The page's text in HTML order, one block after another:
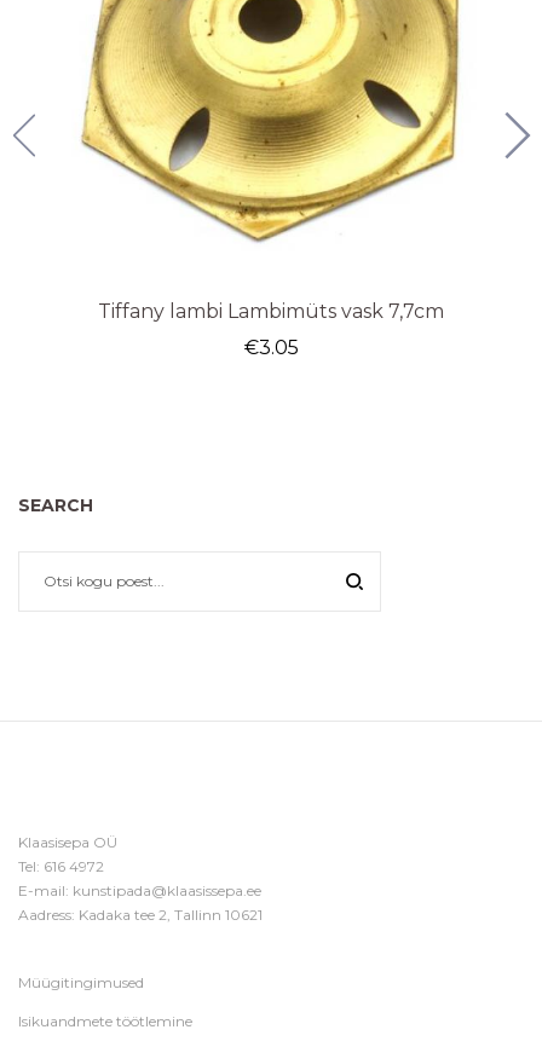
Tiffany lambi Lambimüts vask 7,7cm
€3.05
SEARCH
Klaasisepa OÜ
Tel: 616 4972
E-mail: kunstipada@klaasissepa.ee
Aadress: Kadaka tee 2, Tallinn 10621
Müügitingimused
Isikuandmete töötlemine